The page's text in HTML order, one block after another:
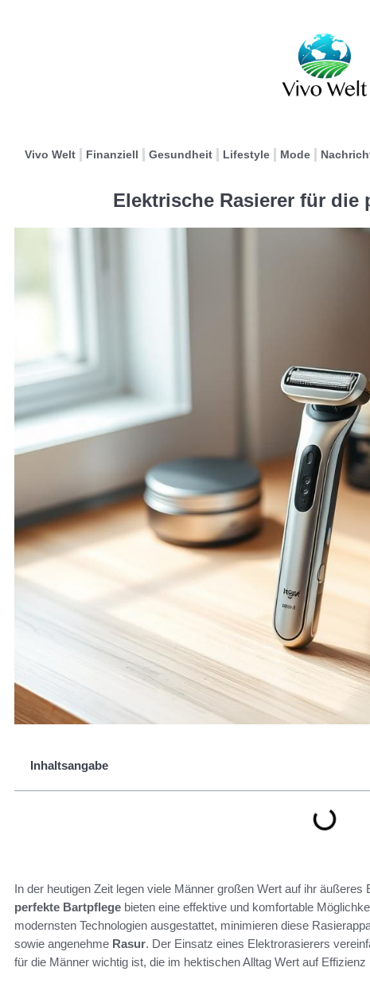
Vivo Welt Finanziell Gesundheit Lifestyle Mode
Elektrische Rasierer für die
Inhaltsangabe
In der heutigen Zeit legen viele Männer großen Wert auf ihr äußeres
perfekte Bartpflege bieten eine effektive und komfortable
modernsten Technologien ausgestattet, minimieren diese
sowie angenehme Rasur. Der Einsatz eines Elektrorasierers
für die Männer wichtig ist, die im hektischen Alltag Wert auf Effizienz